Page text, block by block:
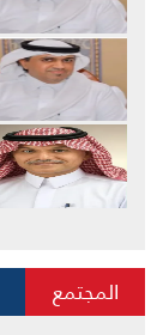
المجتمع